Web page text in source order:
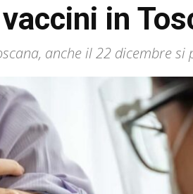
in
anche il 22 dicembre